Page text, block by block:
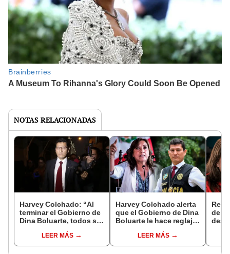
NOTAS RELACIONADAS
Harvey Colchado: “Al
terminar el Gobierno de
Dina Boluarte, todos se
LEER MÁS
Harvey Colchado alerta
que el Gobierno de Dina
Boluarte le hace reglaje
LEER MÁS
de
dos